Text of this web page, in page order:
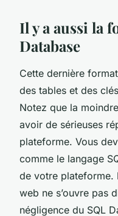
Il y a aussi la
Database
Cette dernière
des tables et des
Notez que la
avoir de sérieuses
plateforme. Vous
comme le langage
de votre plateforme.
web ne s’ouvre pas
négligence du SQL